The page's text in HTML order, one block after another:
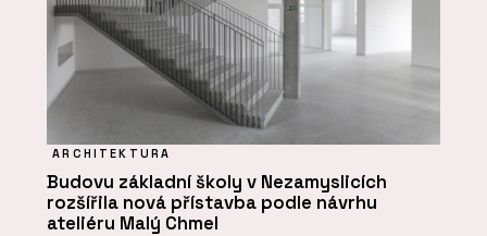
ARCHITEKTURA
Budovu základní školy v Nezamyslicích
rozšířila nová přístavba podle návrhu
ateliéru Malý Chmel